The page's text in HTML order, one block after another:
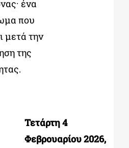
ένα
που
μετά την
της
Τετάρτη 4
Φεβρουαρίου 2026,